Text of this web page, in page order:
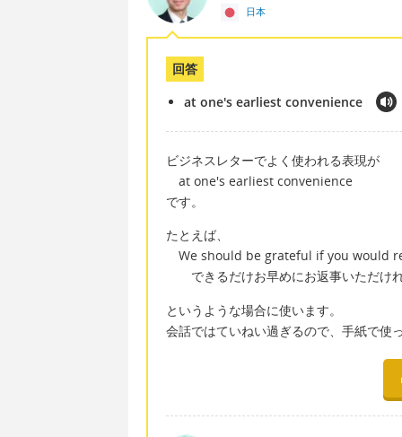
日本
回答
at one's earliest convenience
ビジネスレターでよく使われる表現が
at one's earliest convenience
です。
たとえば、
We should be grateful if you would
できるだけお早めにお返事いただけ
というような場合に使います。
会話ではていねい過ぎるので、手紙で使